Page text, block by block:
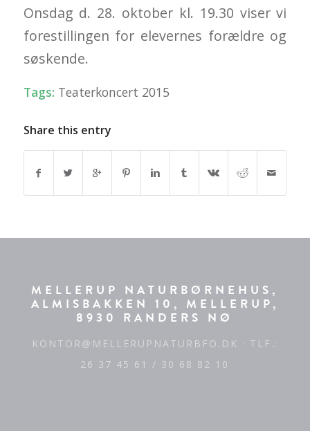
Onsdag d. 28. oktober kl. 19.30 viser vi
forestillingen for elevernes forældre og
søskende.
Tags: Teaterkoncert 2015
Share this entry
MELLERUP NATURBØRNEHUS,
ALMISBAKKEN 10, MELLERUP,
8930 RANDERS NØ
KONTOR@MELLERUPNATURBFO.DK · TLF.:
26 37 45 61 / 30 68 82 10